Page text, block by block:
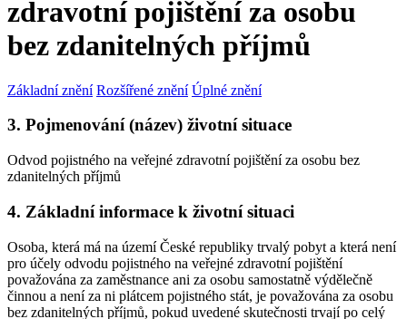
zdravotní pojištění za osobu
bez zdanitelných příjmů
Základní znění Rozšířené znění Úplné znění
3. Pojmenování (název) životní situace
Odvod pojistného na veřejné zdravotní pojištění za osobu bez
zdanitelných příjmů
4. Základní informace k životní situaci
Osoba, která má na území České republiky trvalý pobyt a která není
pro účely odvodu pojistného na veřejné zdravotní pojištění
považována za zaměstnance ani za osobu samostatně výdělečně
činnou a není za ni plátcem pojistného stát, je považována za osobu
bez zdanitelných příjmů, pokud uvedené skutečnosti trvají po celý